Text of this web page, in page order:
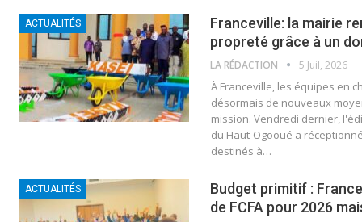
ACTUALITÉS
Franceville: la mairie
propreté grâce à un
LA RÉDACTION 5 Juil, 2026
À Franceville, les équipes en
désormais de nouveaux
mission. Vendredi dernier,
du Haut-Ogooué a
destinés à…
ACTUALITÉS
Budget primitif :
de FCFA pour 2026